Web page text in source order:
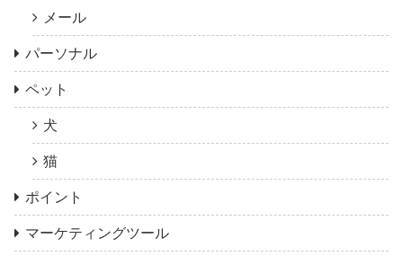
メール
パーソナル
ペット
犬
猫
ポイント
マーケティングツール